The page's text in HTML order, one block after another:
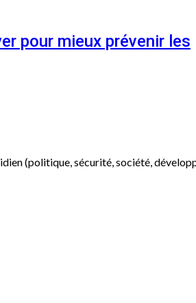
pour mieux prévenir les
(politique, sécurité, société,